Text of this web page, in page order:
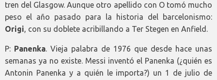
tren del Glasgow. Aunque otro apellido con O tomó mucho
peso el año pasado para la historia del barcelonismo:
Origi, con su doblete acribillando a Ter Stegen en Anfield.
P: Panenka. Vieja palabra de 1976 que desde hace unas
semanas ya no existe. Messi inventó el Panenka (¿quién es
Antonin Panenka y a quién le importa?) un 1 de julio de